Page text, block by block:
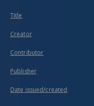
Title
Creator
Contributor
Publisher
Date issued/created